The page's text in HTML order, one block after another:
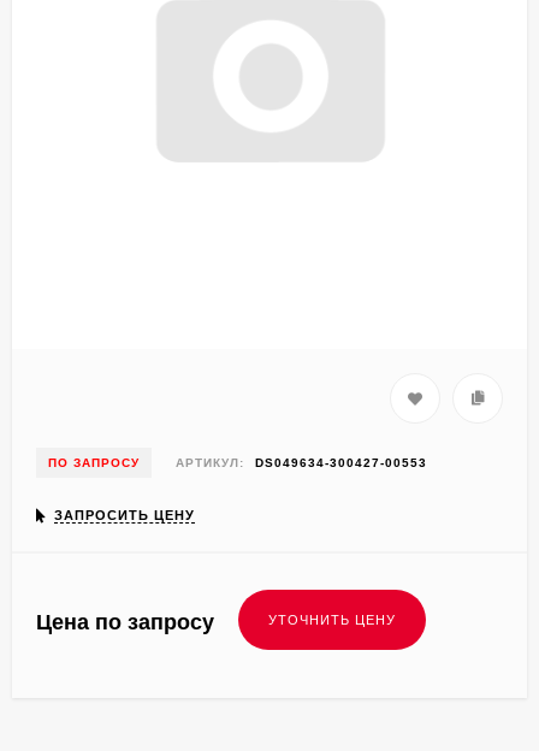
ПО ЗАПРОСУ АРТИКУЛ: DS049634-300427-00553
ЗАПРОСИТЬ ЦЕНУ
Цена по запросу